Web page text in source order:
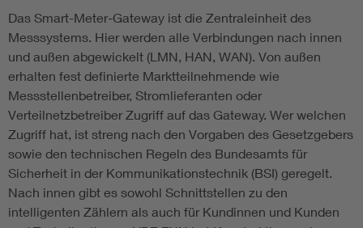
Umwelt- und Naturschutz
Regelsetzung
Das Smart-Meter-Gateway ist die Zentraleinheit des
Messsystems. Hier werden alle Verbindungen nach innen
und außen abgewickelt (LMN, HAN, WAN). Von außen
erhalten fest definierte Marktteilnehmende wie
Messstellenbetreiber, Stromlieferanten oder
Verteilnetzbetreiber Zugriff auf das Gateway. Wer welchen
Zugriff hat, ist streng nach den Vorgaben des Gesetzgebers
sowie den technischen Regeln des Bundesamts für
Sicherheit in der Kommunikationstechnik (BSI) geregelt.
Nach innen gibt es sowohl Schnittstellen zu den
intelligenten Zählern als auch für Kundinnen und Kunden